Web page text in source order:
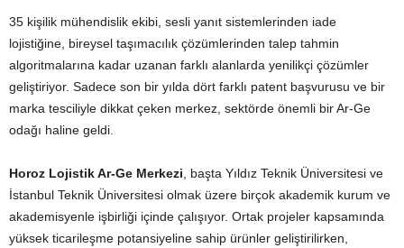
35 kişilik mühendislik ekibi, sesli yanıt sistemlerinden iade
lojistiğine, bireysel taşımacılık çözümlerinden talep tahmin
algoritmalarına kadar uzanan farklı alanlarda yenilikçi çözümler
geliştiriyor. Sadece son bir yılda dört farklı patent başvurusu ve bir
marka tesciliyle dikkat çeken merkez, sektörde önemli bir Ar-Ge
odağı haline geldi.
Horoz Lojistik Ar-Ge Merkezi , başta Yıldız Teknik Üniversitesi ve
İstanbul Teknik Üniversitesi olmak üzere birçok akademik kurum ve
akademisyenle işbirliği içinde çalışıyor. Ortak projeler kapsamında
yüksek ticarileşme potansiyeline sahip ürünler geliştirilirken,